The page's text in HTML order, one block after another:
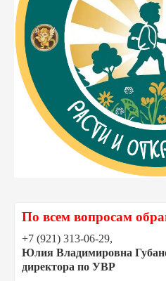
По всем вопросам
+7 (921) 313-06-29,
Юлия Владимировна
директора по УВР